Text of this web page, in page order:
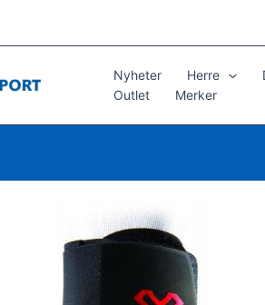
Nyheter Herre
Outlet
Merker